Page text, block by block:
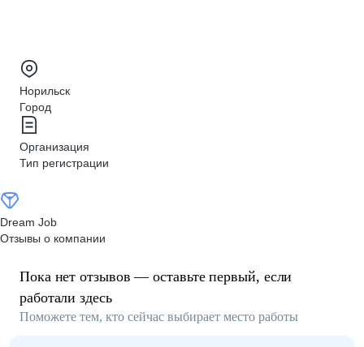
Норильск
Город
Организация
Тип регистрации
Dream Job
Отзывы о компании
Пока нет отзывов — оставьте первый, если
работали здесь
Поможете тем, кто сейчас выбирает место работы